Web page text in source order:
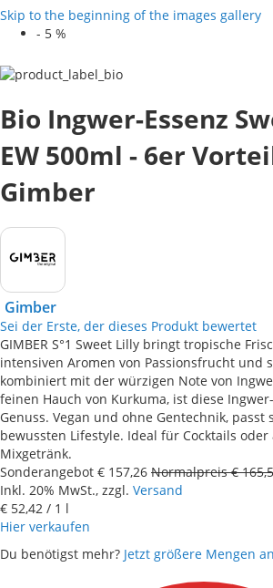
Skip to the beginning of the images gallery
- 5 %
Bio Ingwer-Essenz
EW 500ml - 6er
Gimber
Gimber
Sei der Erste, der dieses Produkt bewertet
GIMBER S°1 Sweet Lilly bringt tropische
intensiven Aromen von Passionsfrucht und
kombiniert mit der würzigen Note von
feinen Hauch von Kurkuma, ist diese
Genuss. Vegan und ohne Gentechnik,
bewussten Lifestyle. Ideal für Cocktails
Mixgetränk.
Sonderangebot € 157,26 Normalpreis €
Inkl. 20% MwSt., zzgl. Versand
€ 52,42 / 1 l
Hier verkaufen
Du benötigst mehr? Jetzt größere Mengen